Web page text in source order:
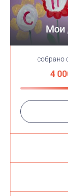
Мои
cобрано
4